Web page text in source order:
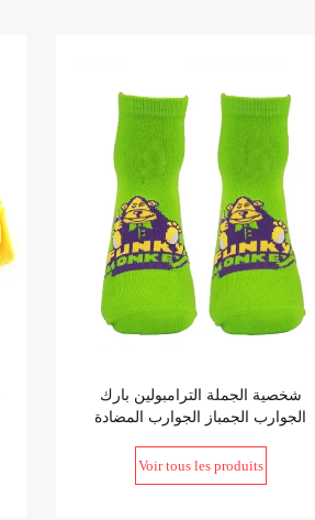
شخصية الجملة الترامبولين بارك
الجوارب الجمباز الجوارب المضادة
Voir tous les produits